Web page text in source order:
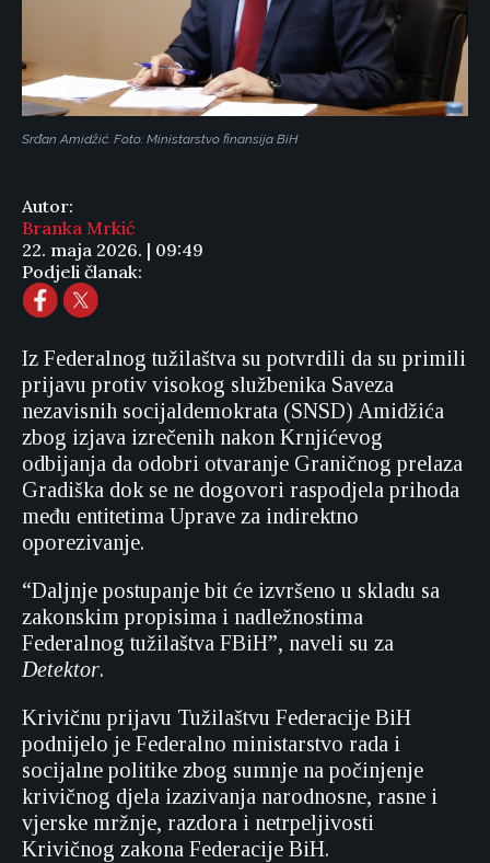
Srđan Amidžić. Foto: Ministarstvo finansija BiH
Autor:
Branka Mrkić
22. maja 2026. | 09:49
Podjeli članak:
Iz Federalnog tužilaštva su potvrdili da su primili
prijavu protiv visokog službenika Saveza
nezavisnih socijaldemokrata (SNSD) Amidžića
zbog izjava izrečenih nakon Krnjićevog
odbijanja da odobri otvaranje Graničnog prelaza
Gradiška dok se ne dogovori raspodjela prihoda
među entitetima Uprave za indirektno
oporezivanje.
“Daljnje postupanje bit će izvršeno u skladu sa
zakonskim propisima i nadležnostima
Federalnog tužilaštva FBiH”, naveli su za
Detektor.
Krivičnu prijavu Tužilaštvu Federacije BiH
podnijelo je Federalno ministarstvo rada i
socijalne politike zbog sumnje na počinjenje
krivičnog djela izazivanja narodnosne, rasne i
vjerske mržnje, razdora i netrpeljivosti
Krivičnog zakona Federacije BiH.